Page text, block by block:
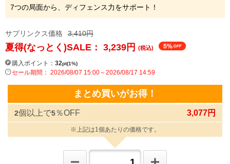
7つの局面から、ディフェンス力をサポート！
サプリンクス価格 3,410円
夏得(なっとく)SALE： 3,239 円 (税込)
購入ポイント： 32pt(1%)
セール期間： 2026/08/07 15:00～2026/08/17 14:59
まとめ買いがお得！
2個以上で5％OFF 3,077円
※上記は1個あたりの価格です。